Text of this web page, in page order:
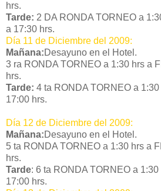
hrs.
Tarde: 2 DA RONDA TORNEO a
a 17:30 hrs.
Día 11 de Diciembre del 2009:
Mañana:Desayuno en el Hotel.
3 ra RONDA TORNEO a 1:30 hrs a
hrs.
Tarde: 4 ta RONDA TORNEO a
17:00 hrs.
Día 12 de Diciembre del 2009:
Mañana:Desayuno en el Hotel.
5 ta RONDA TORNEO a 1:30 hrs a
hrs.
Tarde: 6 ta RONDA TORNEO a
17:00 hrs.